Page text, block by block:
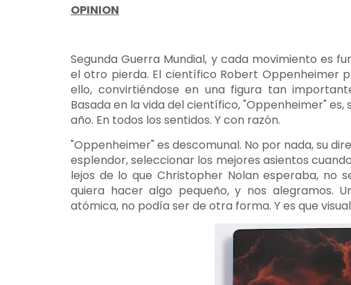
OPINION
Segunda Guerra Mundial, y cada movimiento es
el otro pierda. El científico Robert Oppenheimer
ello, convirtiéndose en una figura tan
Basada en la vida del científico, "Oppenheimer"
año. En todos los sentidos. Y con razón.
"Oppenheimer" es descomunal. No por nada, su
esplendor, seleccionar los mejores asientos
lejos de lo que Christopher Nolan esperaba, no
quiera hacer algo pequeño, y nos alegramos.
atómica, no podía ser de otra forma. Y es que